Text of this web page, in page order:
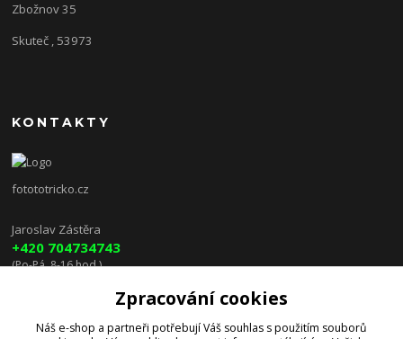
Zbožnov 35
Skuteč , 53973
KONTAKTY
fotototricko.cz
Jaroslav Zástěra
+420 704734743
(Po-Pá, 8-16 hod.)
lenkazasterova@centrum.cz
Zpracování cookies
Náš e-shop a partneři potřebují Váš souhlas s použitím souborů